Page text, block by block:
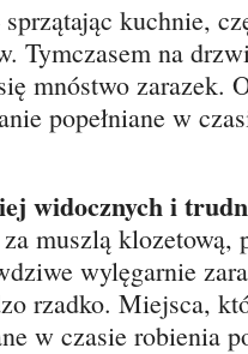
sprzątając kuchnie,
Tymczasem na
mnóstwo zarazek.
popełniane w
widocznych i
za muszlą klozetową,
wylęgarnie
rzadko. Miejsca,
w czasie robienia